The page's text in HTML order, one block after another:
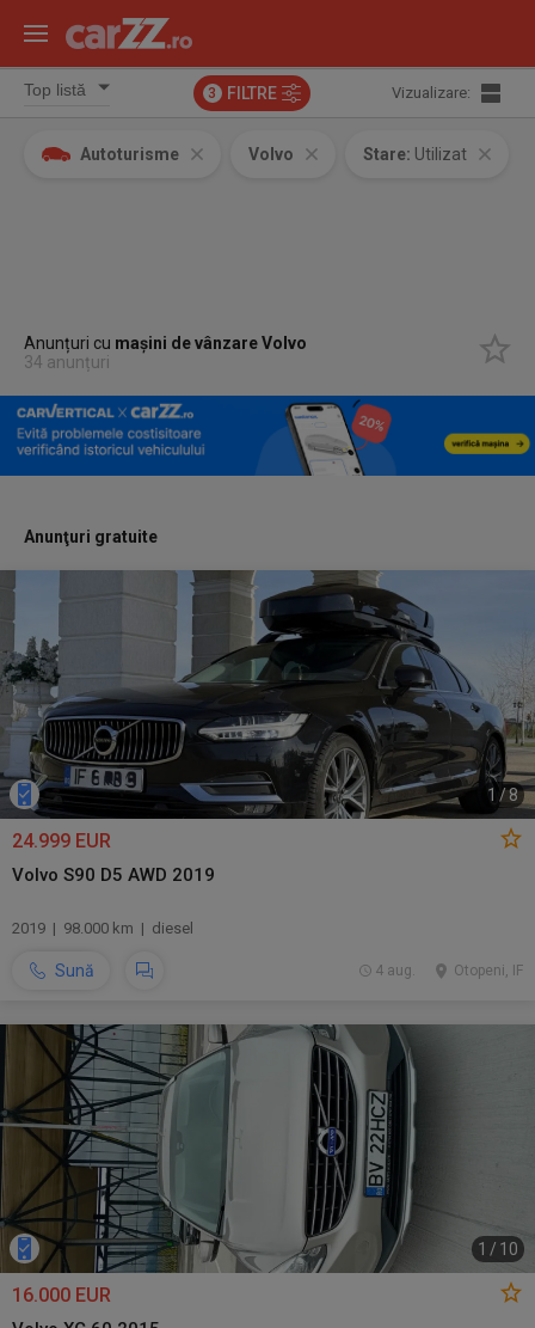
3 FILTRE Vizualizare:
Autoturisme Volvo Stare: Utilizat
Anunțuri cu mașini de vânzare Volvo
34 anunțuri
Anunţuri gratuite
1 /8
24.999 EUR
Volvo S90 D5 AWD 2019
2019 | 98.000 km | diesel
Sună Otopeni, IF
4 aug.
1 / 10
16.000 EUR